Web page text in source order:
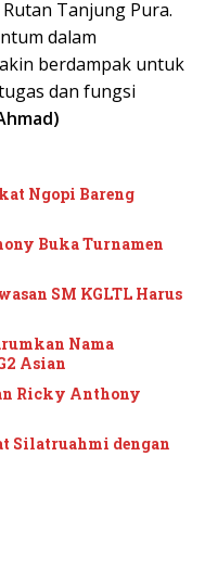
Tanjung Pura.
dalam
berdampak untuk
dan fungsi
Ngopi Bareng
Buka Turnamen
SM KGLTL Harus
Nama
Asian
Ricky Anthony
Silatruahmi dengan